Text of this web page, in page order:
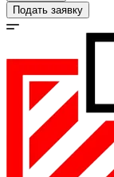
Подать заявку